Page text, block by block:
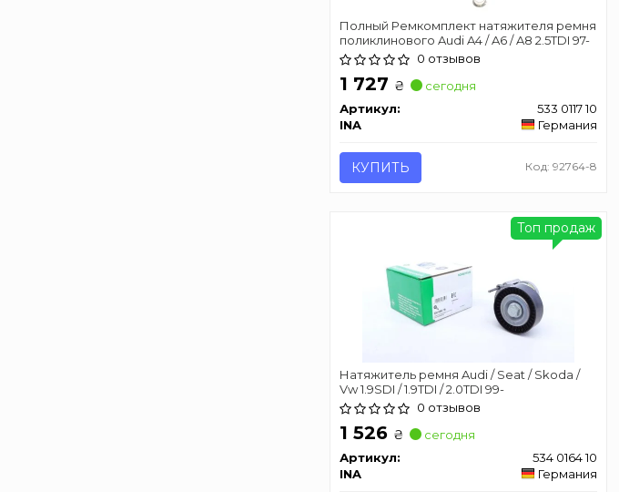
Полный Ремкомплект натяжителя ремня
поликлинового Audi A4 / A6 / A8 2.5TDI 97-
0 отзывов
1 727 ₴
сегодня
Артикул:
533 0117 10
INA
Германия
КУПИТЬ Код: 92764-8
Натяжитель ремня Audi / Seat / Skoda /
Vw 1.9SDI / 1.9TDI / 2.0TDI 99-
0 отзывов
1 526 ₴
сегодня
Артикул:
534 0164 10
INA
Германия
Топ продаж